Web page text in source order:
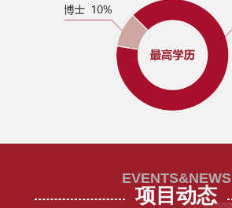
EVENTS&NEWS
项目动态
SAIF金融E沙龙-家族办公室的“大时
SAIF金融E沙龙|“全球化视野下的经
济前景与新一年资产配置展望”
本市场展望 | 3月9日/上海
2017春季SAIF金融EMBA/EE/DBA